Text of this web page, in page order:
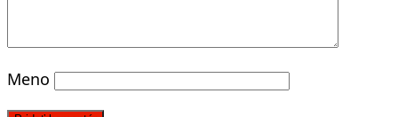
Meno